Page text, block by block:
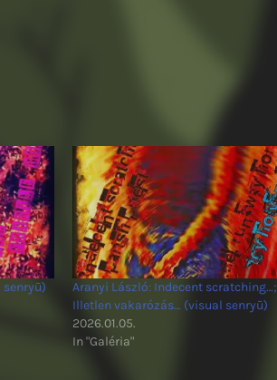
senryū)
Aranyi László: Indecent scratching…;
Illetlen vakarózás… (visual senryū)
2026.01.05.
In "Galéria"